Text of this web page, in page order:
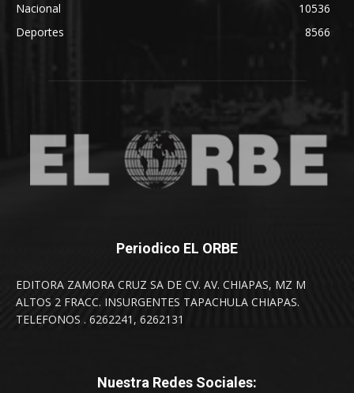
Nacional
10536
Deportes
8566
Periodico EL ORBE
EDITORA ZAMORA CRUZ SA DE CV. AV. CHIAPAS, MZ M
ALTOS 2 FRACC. INSURGENTES TAPACHULA CHIAPAS.
TELEFONOS . 6262241, 6262131
Nuestra Redes Sociales: